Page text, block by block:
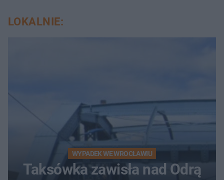
LOKALNIE:
WYPADEK WE WROCŁAWIU
Taksówka zawisła nad Odrą